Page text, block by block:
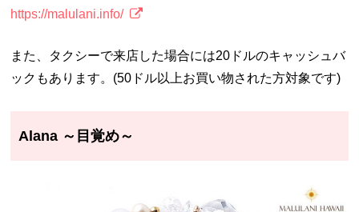
https://malulani.info/
また、タクシーで来店した場合には20ドルのキャッシュバ
ックもあります。(50ドル以上お買い物された方対象です)
Alana ～目覚め～